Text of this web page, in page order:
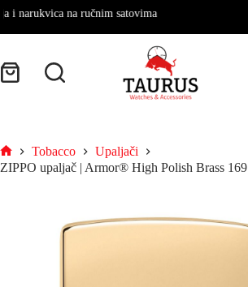
na ručnim satovima
Tobacco
Upaljači
ZIPPO upaljač | Armor® High Polish Brass 169